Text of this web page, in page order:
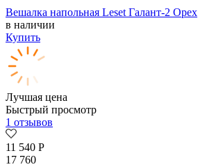
Вешалка напольная Leset Галант-2 Орех
в наличии
Купить
Лучшая цена
Быстрый просмотр
1 отзывов
11 540 Р
17 760